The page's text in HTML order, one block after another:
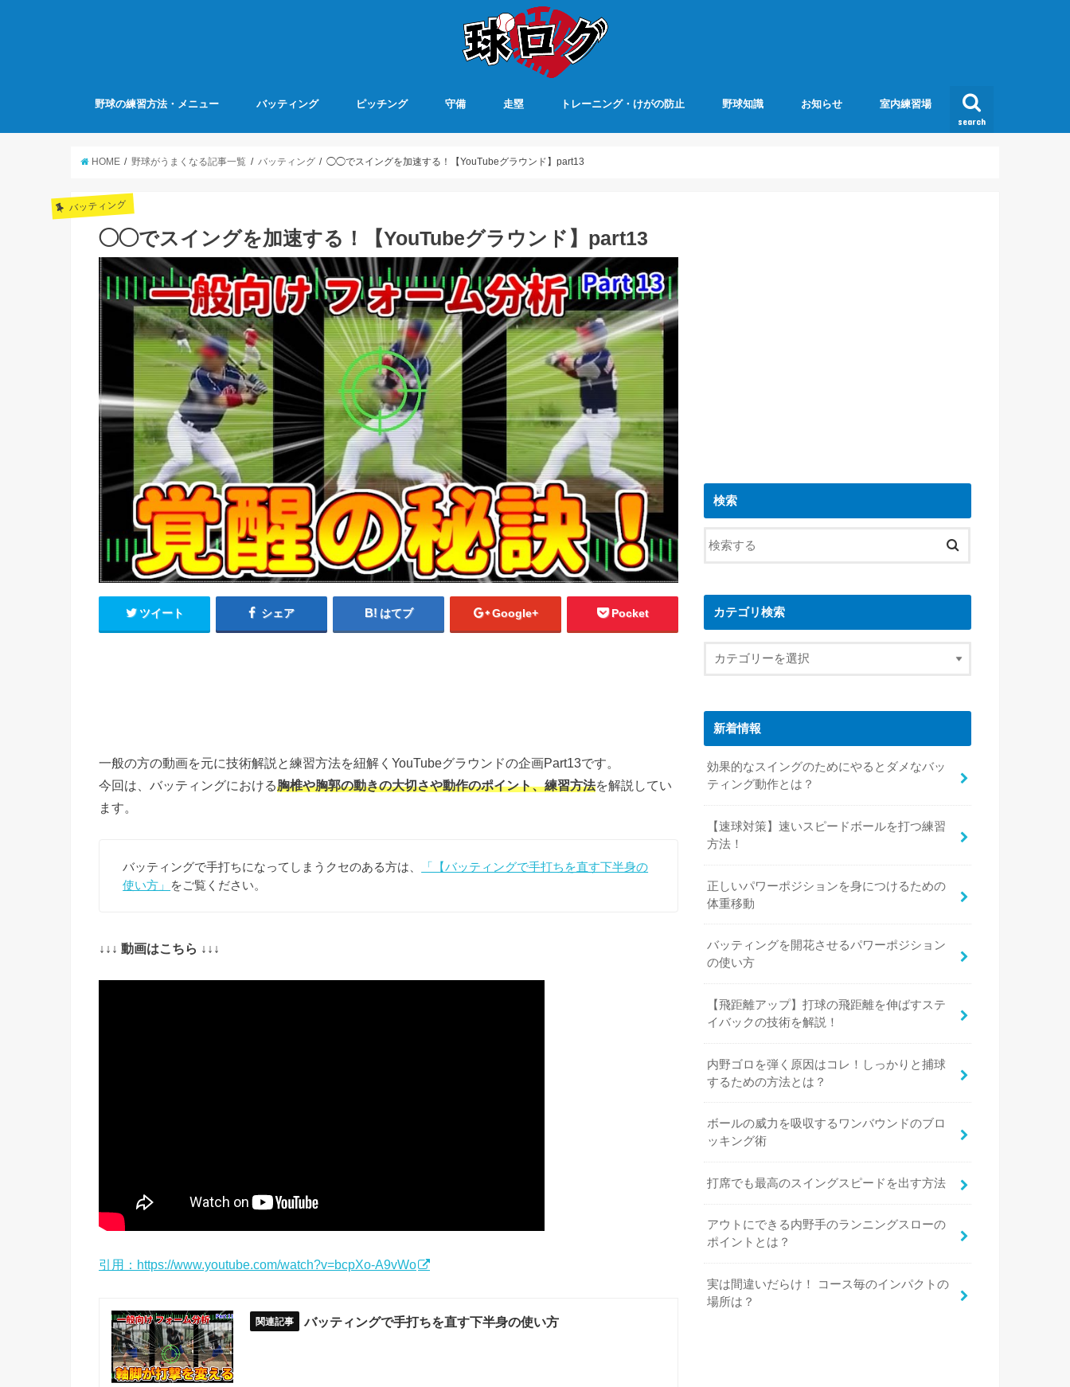
search
野球の練習方法・メニュー バッティング ピッチング 守備 走塁 トレーニング・けがの防止 野球知識 お知らせ 室内練習場
HOME 野球がうまくなる記事一覧 バッティング ◯◯でスイングを加速する！【YouTubeグラウンド】part13
バッティング
◯◯でスイングを加速する！【YouTubeグラウンド】part13
ツイート シェア はてブ Google+ Pocket
一般の方の動画を元に技術解説と練習方法を紐解くYouTubeグラウンドの企画Part13です。
今回は、バッティングにおける胸椎や胸郭の動きの大切さや動作のポイント、練習方法を解説してい
ます。
バッティングで手打ちになってしまうクセのある方は、
「【バッティングで手打ちを直す下半身の
使い方」
をご覧ください。
↓↓↓ 動画はこちら ↓↓↓
引用：https://www.youtube.com/watch?v=bcpXo-A9vWo
バッティングで手打ちを直す下半身の使い方
検索
カテゴリ検索
新着情報
効果的なスイングのためにやるとダメなバッ
ティング動作とは？
【速球対策】速いスピードボールを打つ練習
方法！
正しいパワーポジションを身につけるための
体重移動
バッティングを開花させるパワーポジション
の使い方
【飛距離アップ】打球の飛距離を伸ばすステ
イバックの技術を解説！
内野ゴロを弾く原因はコレ！しっかりと捕球
するための方法とは？
ボールの威力を吸収するワンバウンドのブロ
ッキング術
打席でも最高のスイングスピードを出す方法
アウトにできる内野手のランニングスローの
ポイントとは？
実は間違いだらけ！ コース毎のインパクトの
場所は？